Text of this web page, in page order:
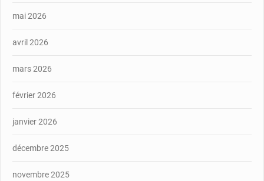
mai 2026
avril 2026
mars 2026
février 2026
janvier 2026
décembre 2025
novembre 2025